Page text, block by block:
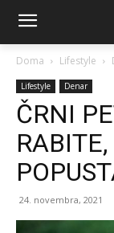
Doma Lifestyle
Lifestyle Denar
ČRNI
24. novembra, 2021